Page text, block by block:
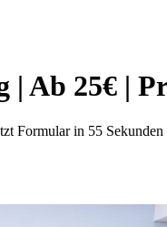
Ab 25€ |
Formular in 55